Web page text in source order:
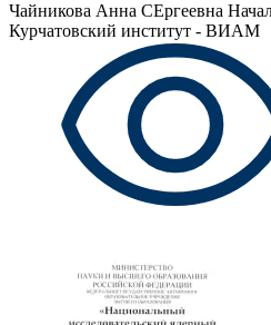
Чайникова Анна СЕргеевна
Курчатовский институт - ВИАМ